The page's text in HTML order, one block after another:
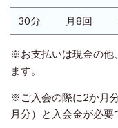
30分 月8回
※お支払いは現金の他
ます。
※ご入会の際に2か月
月分）と入会金が必要